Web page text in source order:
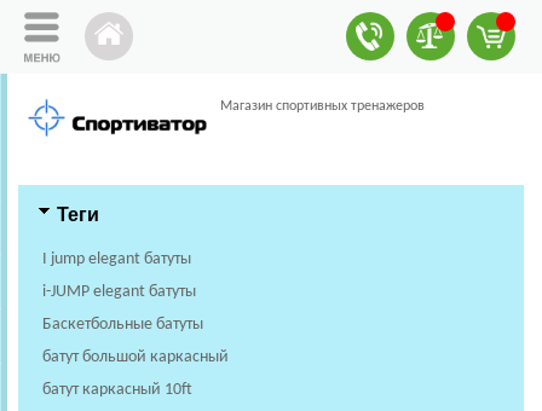
Магазин спортивных тренажеров
Теги
I jump elegant батуты
i-JUMP elegant батуты
Баскетбольные батуты
батут большой каркасный
батут каркасный 10ft